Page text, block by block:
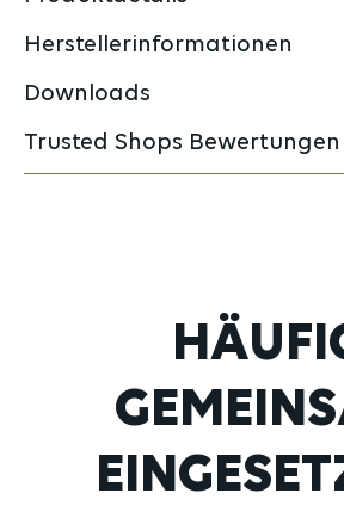
Herstellerinformationen
Downloads
Trusted Shops Bewertungen
Produktgalerie überspringen